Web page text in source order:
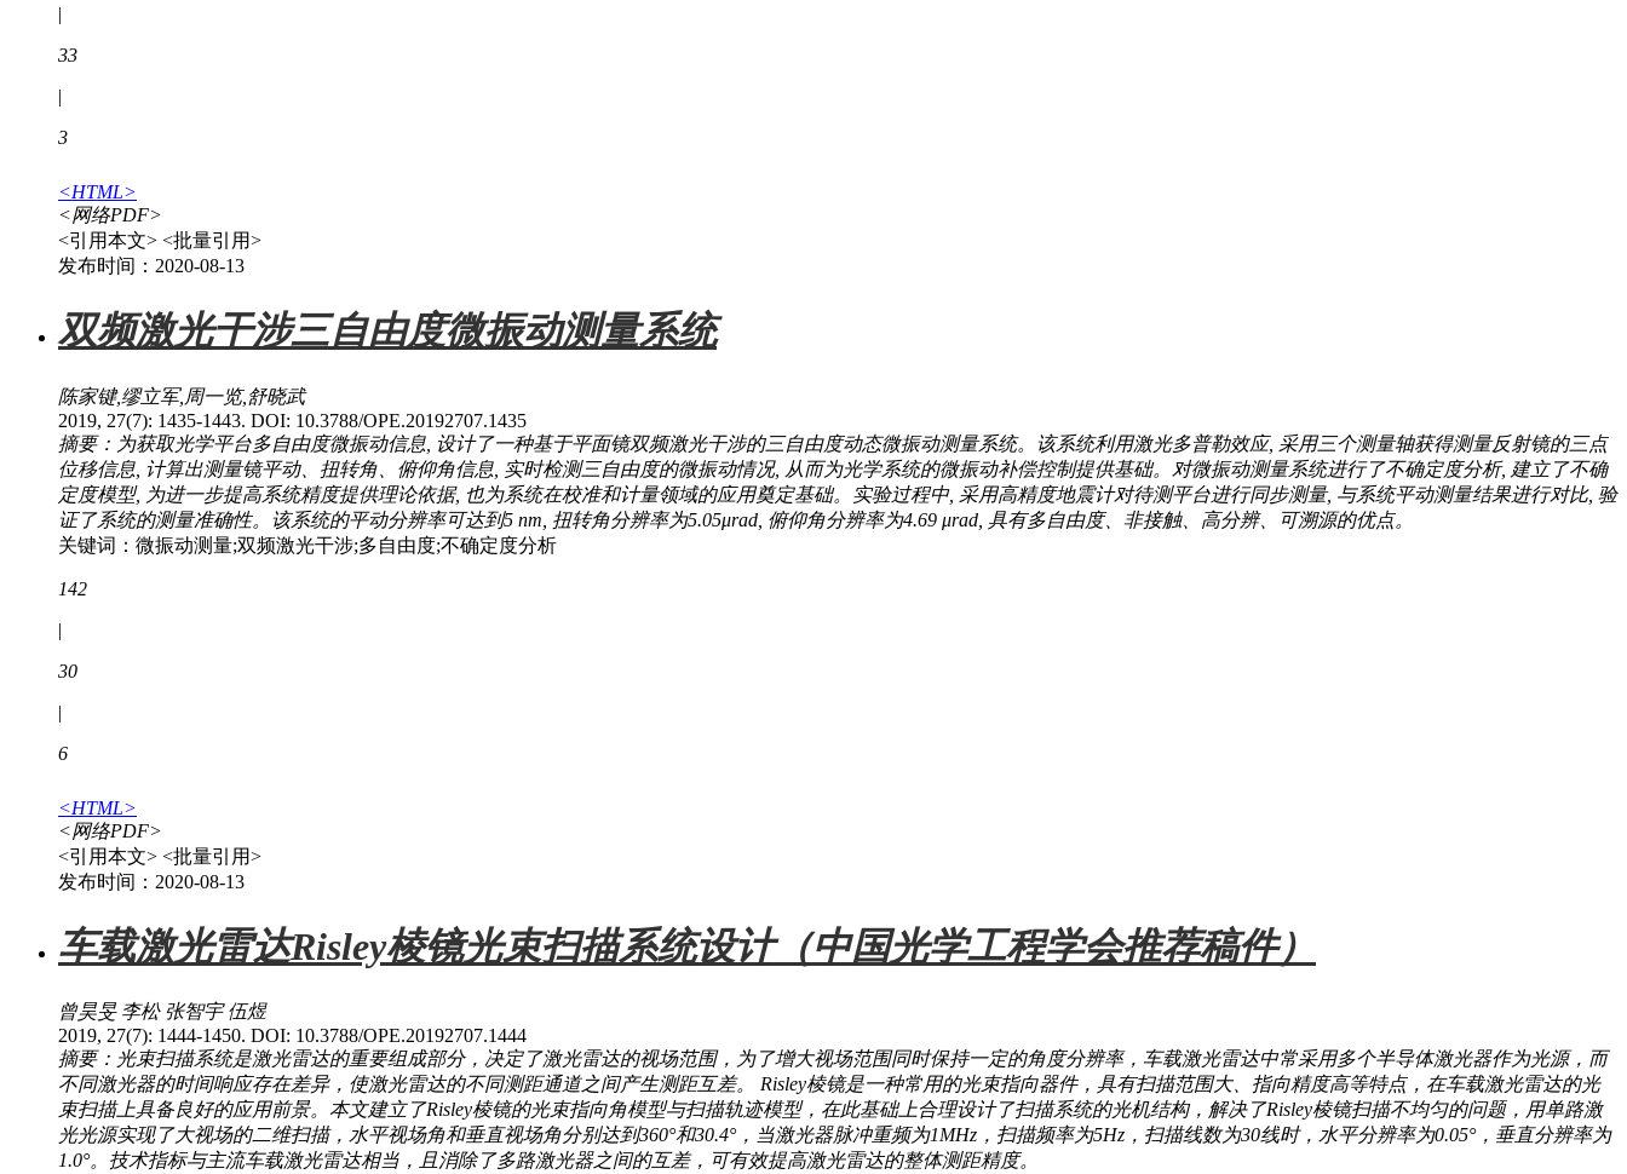
|
33
|
3
<HTML>
<网络PDF>
<引用本文> <批量引用>
发布时间：2020-08-13
双频激光干涉三自由度微振动测量系统
陈家键,缪立军,周一览,舒晓武
2019, 27(7): 1435-1443. DOI: 10.3788/OPE.20192707.1435
摘要：为获取光学平台多自由度微振动信息, 设计了一种基于平面镜双频激光干涉的三自由度动态微振动测量系统。该系统利用激光多普勒效应, 采用三个测量轴获得测量反射镜的三点
位移信息, 计算出测量镜平动、扭转角、俯仰角信息, 实时检测三自由度的微振动情况, 从而为光学系统的微振动补偿控制提供基础。对微振动测量系统进行了不确定度分析, 建立了不确
定度模型, 为进一步提高系统精度提供理论依据, 也为系统在校准和计量领域的应用奠定基础。实验过程中, 采用高精度地震计对待测平台进行同步测量, 与系统平动测量结果进行对比, 验
证了系统的测量准确性。该系统的平动分辨率可达到5 nm, 扭转角分辨率为5.05μrad, 俯仰角分辨率为4.69 μrad, 具有多自由度、非接触、高分辨、可溯源的优点。
关键词：微振动测量;双频激光干涉;多自由度;不确定度分析
142
|
30
|
6
<HTML>
<网络PDF>
<引用本文> <批量引用>
发布时间：2020-08-13
车载激光雷达Risley棱镜光束扫描系统设计（中国光学工程学会推荐稿件）
曾昊旻 李松 张智宇 伍煜
2019, 27(7): 1444-1450. DOI: 10.3788/OPE.20192707.1444
摘要：光束扫描系统是激光雷达的重要组成部分，决定了激光雷达的视场范围，为了增大视场范围同时保持一定的角度分辨率，车载激光雷达中常采用多个半导体激光器作为光源，而
不同激光器的时间响应存在差异，使激光雷达的不同测距通道之间产生测距互差。 Risley棱镜是一种常用的光束指向器件，具有扫描范围大、指向精度高等特点，在车载激光雷达的光
束扫描上具备良好的应用前景。本文建立了Risley棱镜的光束指向角模型与扫描轨迹模型，在此基础上合理设计了扫描系统的光机结构，解决了Risley棱镜扫描不均匀的问题，用单路激
光光源实现了大视场的二维扫描，水平视场角和垂直视场角分别达到360°和30.4°，当激光器脉冲重频为1MHz，扫描频率为5Hz，扫描线数为30线时，水平分辨率为0.05°，垂直分辨率为
1.0°。技术指标与主流车载激光雷达相当，且消除了多路激光器之间的互差，可有效提高激光雷达的整体测距精度。